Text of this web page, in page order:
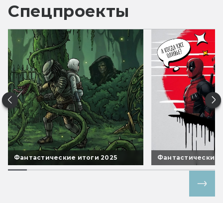
Спецпроекты
Фантастические итоги 2025 Фантастические